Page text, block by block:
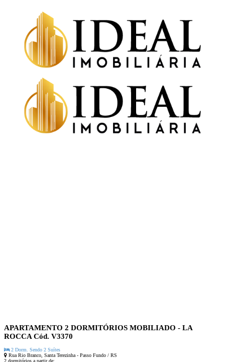
APARTAMENTO 2 DORMITÓRIOS MOBILIADO - LA
ROCCA Cód. V3370
2 Dorm. Sendo 2 Suítes
Rua Rio Branco, Santa Terezinha - Passo Fundo / RS
2 dormitórios a partir de: